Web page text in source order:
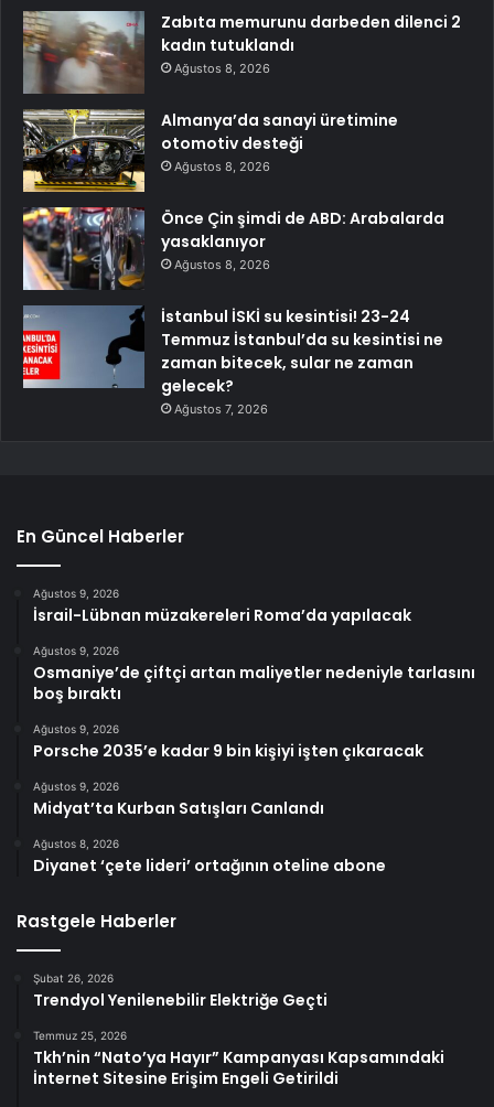
Zabıta memurunu darbeden dilenci 2
kadın tutuklandı
Ağustos 8, 2026
Almanya’da sanayi üretimine
otomotiv desteği
Ağustos 8, 2026
Önce Çin şimdi de ABD: Arabalarda
yasaklanıyor
Ağustos 8, 2026
İstanbul İSKİ su kesintisi! 23-24
Temmuz İstanbul’da su kesintisi ne
zaman bitecek, sular ne zaman
gelecek?
Ağustos 7, 2026
En Güncel Haberler
Ağustos 9, 2026
İsrail-Lübnan müzakereleri Roma’da yapılacak
Ağustos 9, 2026
Osmaniye’de çiftçi artan maliyetler nedeniyle tarlasını
boş bıraktı
Ağustos 9, 2026
Porsche 2035’e kadar 9 bin kişiyi işten çıkaracak
Ağustos 9, 2026
Midyat’ta Kurban Satışları Canlandı
Ağustos 8, 2026
Diyanet ‘çete lideri’ ortağının oteline abone
Rastgele Haberler
Şubat 26, 2026
Trendyol Yenilenebilir Elektriğe Geçti
Temmuz 25, 2026
Tkh’nin “Nato’ya Hayır” Kampanyası Kapsamındaki
İnternet Sitesine Erişim Engeli Getirildi